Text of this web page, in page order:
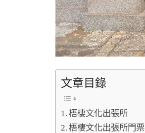
文章目錄
梧棲文化出張所
梧棲文化出張所門票